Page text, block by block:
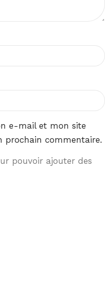
e-mail et mon site
prochain commentaire.
pouvoir ajouter des